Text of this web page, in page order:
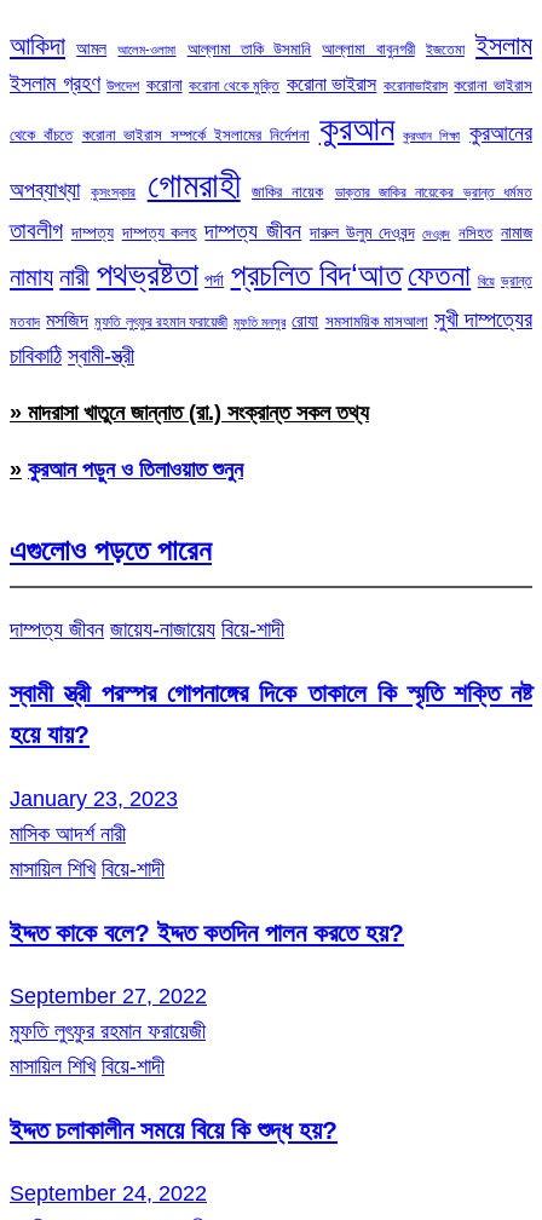
আকিদা আমল আলেম-ওলামা আল্লামা তাকি উসমানি আল্লামা বাবুনগরী ইজতেমা ইসলাম
ইসলাম গ্রহণ উপদেশ করোনা করোনা থেকে মুক্তি করোনা ভাইরাস করোনাভাইরাস করোনা ভাইরাস
থেকে বাঁচতে করোনা ভাইরাস সম্পর্কে ইসলামের নির্দেশনা কুরআন কুরআন শিক্ষা কুরআনের
অপব্যাখ্যা কুসংস্কার গোমরাহী জাকির নায়েক ডাক্তার জাকির নায়েকের ভ্রান্ত ধর্মমত
তাবলীগ দাম্পত্য দাম্পত্য কলহ দাম্পত্য জীবন দারুল উলুম দেওবন্দ দেওবন্দ নসিহত নামাজ
নামায নারী পথভ্রষ্টতা পর্দা প্রচলিত বিদ‘আত ফেতনা বিয়ে ভ্রান্ত
মতবাদ মসজিদ মুফতি লুৎফুর রহমান ফরায়েজী মুফতি মনসুর রোযা সমসাময়িক মাসআলা সুখী দাম্পত্যের
চাবিকাঠি স্বামী-স্ত্রী
» মাদরাসা খাতুনে জান্নাত (রা.) সংক্রান্ত সকল তথ্য
» কুরআন পড়ুন ও তিলাওয়াত শুনুন
এগুলোও পড়তে পারেন
দাম্পত্য জীবন জায়েয-নাজায়েয বিয়ে-শাদী
স্বামী স্ত্রী পরস্পর গোপনাঙ্গের দিকে তাকালে কি স্মৃতি শক্তি নষ্ট
হয়ে যায়?
January 23, 2023
মাসিক আদর্শ নারী
মাসায়িল শিখি বিয়ে-শাদী
ইদ্দত কাকে বলে? ইদ্দত কতদিন পালন করতে হয়?
September 27, 2022
মুফতি লুৎফুর রহমান ফরায়েজী
মাসায়িল শিখি বিয়ে-শাদী
ইদ্দত চলাকালীন সময়ে বিয়ে কি শুদ্ধ হয়?
September 24, 2022